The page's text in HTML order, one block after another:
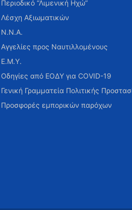
Περιοδικό “Λιμενική Ηχώ”
Λέσχη Αξιωματικών
Ν.Ν.Α.
Αγγελίες προς Ναυτιλλομένους
Ε.Μ.Υ.
Οδηγίες από ΕΟΔΥ για COVID-19
Γενική Γραμματεία Πολιτικής
Προσφορές εμπορικών παρόχων